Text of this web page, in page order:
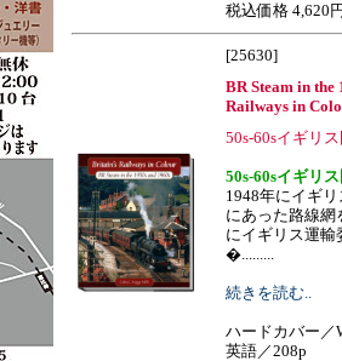
税込価格 4,620
[25630]
BR Steam in
Railways in
50s-60sイギリ
50s-60sイギリ
1948年にイギ
にあった路線網
にイギリス運輸
�.........
続きを読む..
ハードカバー／
英語／208p